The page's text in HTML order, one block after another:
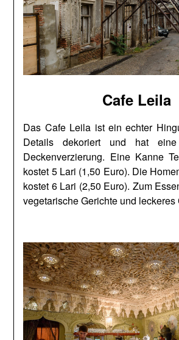
Cafe Leila
Das Cafe Leila ist ein echter
Details dekoriert und hat eine
Deckenverzierung. Eine Kanne
kostet 5 Lari (1,50 Euro). Die
kostet 6 Lari (2,50 Euro). Zum
vegetarische Gerichte und leckeres